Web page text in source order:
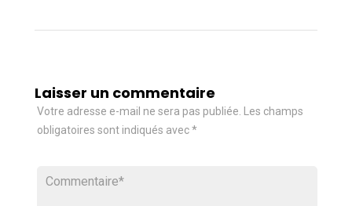
Laisser un commentaire
Votre adresse e-mail ne sera pas publiée.
Les champs
obligatoires sont indiqués avec*